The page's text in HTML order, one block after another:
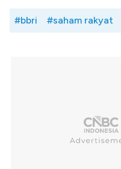
#bbri #saham rakyat